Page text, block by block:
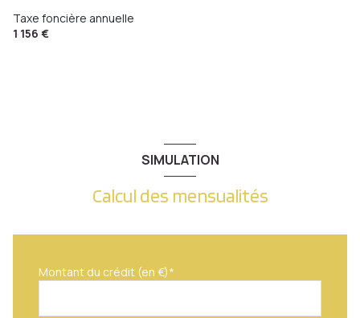
1 niveau(x)
Taxe foncière annuelle
1 156 €
SIMULATION
Calcul des mensualités
Montant du crédit (en €)*